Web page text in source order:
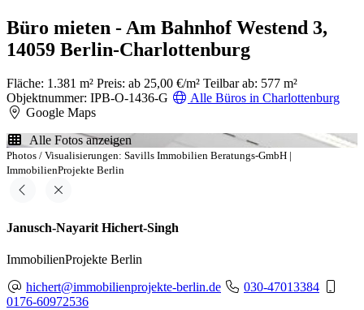
Büro mieten - Am Bahnhof Westend 3,
14059 Berlin-Charlottenburg
Fläche: 1.381 m² Preis: ab 25,00 €/m² Teilbar ab: 577 m²
Objektnummer: IPB-O-1436-G
Alle Büros in Charlottenburg
Google Maps
Alle Fotos anzeigen
Photos / Visualisierungen: Savills Immobilien Beratungs-GmbH |
ImmobilienProjekte Berlin
Janusch-Nayarit Hichert-Singh
ImmobilienProjekte Berlin
hichert@immobilienprojekte-berlin.de
030-47013384
0176-60972536